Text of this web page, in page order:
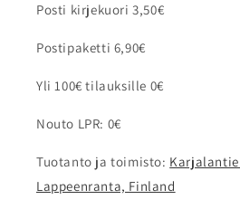
Posti kirjekuori 3,50€
Postipaketti 6,90€
Yli 100€ tilauksille 0€
Nouto LPR: 0€
Tuotanto ja toimisto: Karjalantie
Lappeenranta, Finland